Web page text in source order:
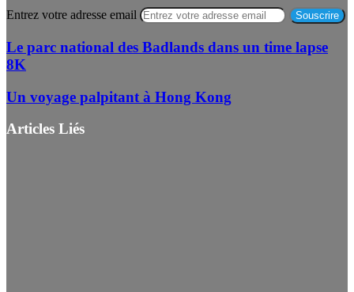
Entrez votre adresse email
Le parc national des Badlands dans un time lapse
8K
Un voyage palpitant à Hong Kong
Articles Liés